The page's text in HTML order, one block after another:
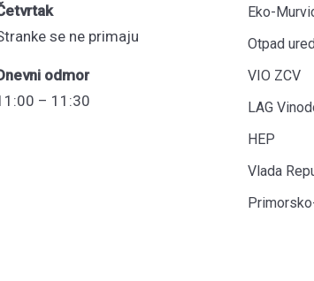
se ne primaju
odmor
– 11:30
Eko-
Otpad
VIO ZCV
LAG
HEP
Vlada